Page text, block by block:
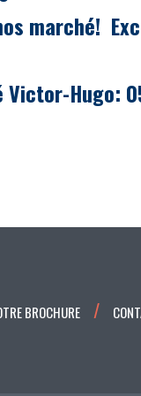
marché!
Hugo:
BROCHURE